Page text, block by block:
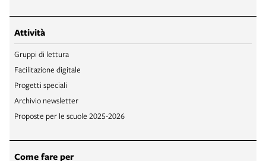
Attività
Gruppi di lettura
Facilitazione digitale
Progetti speciali
Archivio newsletter
Proposte per le scuole 2025-2026
Come fare per